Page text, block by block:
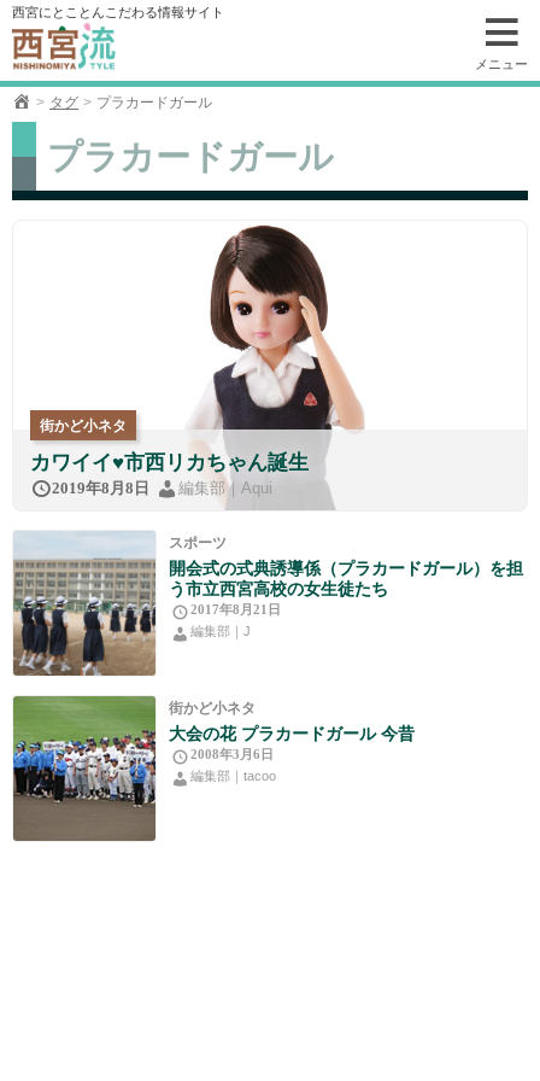
コ
ン
テ
ン
ツ
動
西宮にとことんこだわる情報サイト
メニュー
タグ プラカードガール
プラカードガール
街かど小ネタ
カワイイ♥市西リカちゃん誕生
2019年8月8日 編集部｜Aqui
スポーツ
開会式の式典誘導係（プラカードガール）を担
う市立西宮高校の女生徒たち
2017年8月21日
編集部｜J
街かど小ネタ
大会の花 プラカードガール 今昔
2008年3月6日
編集部｜tacoo